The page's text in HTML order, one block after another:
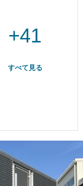
+41
すべて見る